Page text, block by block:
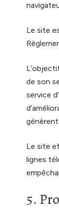
Le site
de son
service
Le site
lignes
5.